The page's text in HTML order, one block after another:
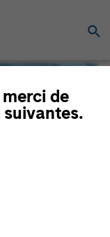
de
suivantes.